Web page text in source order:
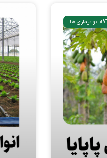
آفات و بیماری ها